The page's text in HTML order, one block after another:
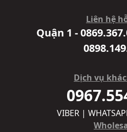
Liên hệ
Quận 1 -
Dịch vụ
VIBER |